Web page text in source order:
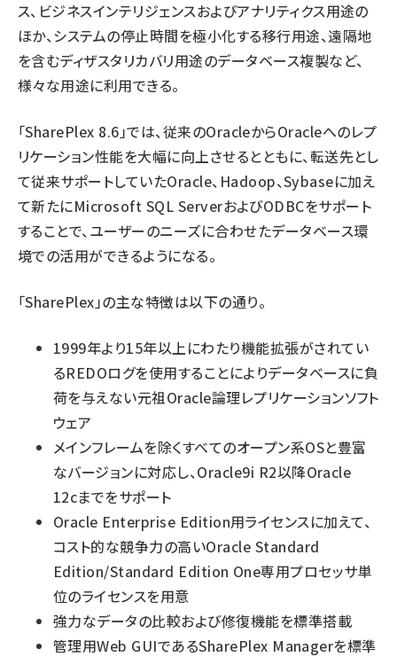
ス、ビジネスインテリジェンスおよびアナリティクス用途の
ほか、システムの停止時間を極小化する移行用途、遠隔地
を含むディザスタリカバリ用途のデータベース複製など、
様々な用途に利用できる。
「SharePlex 8.6」では、従来のOracleからOracleへのレプ
リケーション性能を大幅に向上させるとともに、転送先とし
て従来サポートしていたOracle、Hadoop、Sybaseに加え
て新たにMicrosoft SQL ServerおよびODBCをサポート
することで、ユーザーのニーズに合わせたデータベース環
境での活用ができるようになる。
「SharePlex」の主な特徴は以下の通り。
1999年より15年以上にわたり機能拡張がされてい
るREDOログを使用することによりデータベースに負
荷を与えない元祖Oracle論理レプリケーションソフト
ウェア
メインフレームを除くすべてのオープン系OSと豊富
なバージョンに対応し、Oracle9i R2以降Oracle
12cまでをサポート
Oracle Enterprise Edition用ライセンスに加えて、
コスト的な競争力の高いOracle Standard
Edition/Standard Edition One専用プロセッサ単
位のライセンスを用意
強力なデータの比較および修復機能を標準搭載
管理用Web GUIであるSharePlex Managerを標準